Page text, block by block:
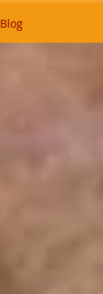
Blog